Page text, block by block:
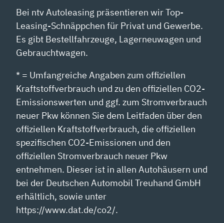
Bei ntv Autoleasing präsentieren wir Top-
Leasing-Schnäppchen für Privat und Gewerbe.
Es gibt Bestellfahrzeuge, Lagerneuwagen und
Gebrauchtwagen.
* = Umfangreiche Angaben zum offiziellen
Kraftstoffverbrauch und zu den offiziellen CO2-
Emissionswerten und ggf. zum Stromverbrauch
neuer Pkw können Sie dem Leitfaden über den
offiziellen Kraftstoffverbrauch, die offiziellen
spezifischen CO2-Emissionen und den
offiziellen Stromverbrauch neuer Pkw
entnehmen. Dieser ist in allen Autohäusern und
bei der Deutschen Automobil Treuhand GmbH
erhältlich, sowie unter
https://www.dat.de/co2/.